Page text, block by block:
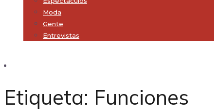
Moda
Gente
Entrevistas
Etiqueta: Funciones